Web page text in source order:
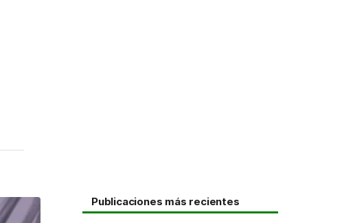
Publicaciones más recientes